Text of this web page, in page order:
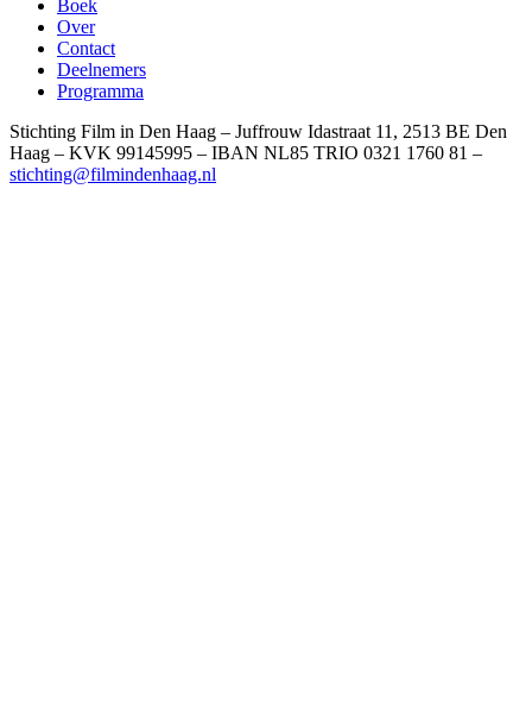
Boek
Over
Contact
Deelnemers
Programma
Stichting Film in Den Haag – Juffrouw Idastraat 11, 2513 BE Den
Haag – KVK 99145995 – IBAN NL85 TRIO 0321 1760 81 –
stichting@filmindenhaag.nl